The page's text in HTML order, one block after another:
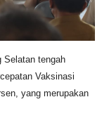
Selatan tengah
Vaksinasi
yang merupakan